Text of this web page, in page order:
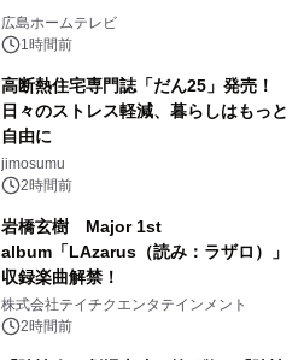
広島ホームテレビ
1時間前
高断熱住宅専門誌「だん25」発売！
日々のストレス軽減、暮らしはもっと
自由に
jimosumu
2時間前
岩橋玄樹 Major 1st
album「LAzarus（読み：ラザロ）」
収録楽曲解禁！
株式会社テイチクエンタテインメント
2時間前